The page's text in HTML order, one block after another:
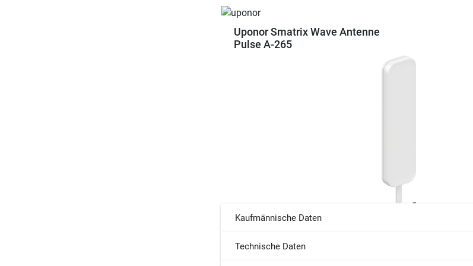
Uponor Smatrix Wave Antenne
Pulse A-265
Kaufmännische Daten
Technische Daten